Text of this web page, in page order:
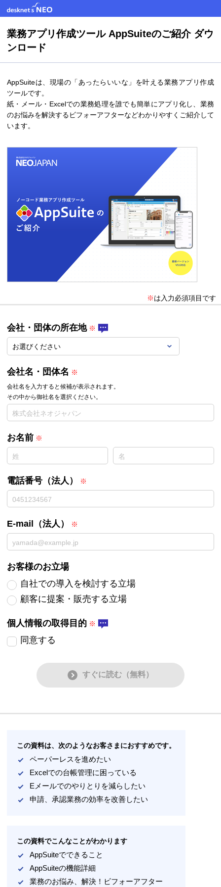
業務アプリ作成ツール AppSuiteのご紹介 ダウ
ンロード
AppSuiteは、現場の「あったらいいな」を叶える業務アプリ作成
ツールです。
紙・メール・Excelでの業務処理を誰でも簡単にアプリ化し、業務
のお悩みを解決するビフォーアフターなどわかりやすくご紹介して
います。
※は入力必須項目です
会社・団体の所在地
会社名・団体名
会社名を入力すると候補が表示されます。
その中から御社名を選択ください。
お名前
電話番号（法人）
E-mail（法人）
お客様のお立場
自社での導入を検討する立場
顧客に提案・販売する立場
個人情報の取得目的
同意する
すぐに読む（無料）
この資料は、次のようなお客さまにおすすめです。
ペーパーレスを進めたい
Excelでの台帳管理に困っている
Eメールでのやりとりを減らしたい
申請、承認業務の効率を改善したい
この資料でこんなことがわかります
AppSuiteでできること
AppSuiteの機能詳細
業務のお悩み、解決！ビフォーアフター